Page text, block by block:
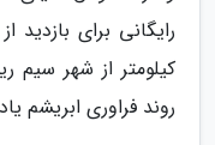
کیلومتر از شهر
روند فراوری ابریشم